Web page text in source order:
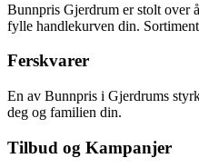
Bunnpris Gjerdrum er stolt over
fylle handlekurven din.
Ferskvarer
En av Bunnpris i Gjerdrums
deg og familien din.
Tilbud og Kampanjer